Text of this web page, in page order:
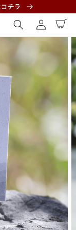
チラ
グ
イ
ン
カ
ー
ト